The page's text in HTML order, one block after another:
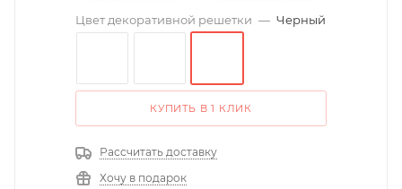
Цвет декоративной решетки — Черный
КУПИТЬ В 1 КЛИК
Рассчитать доставку
Хочу в подарок